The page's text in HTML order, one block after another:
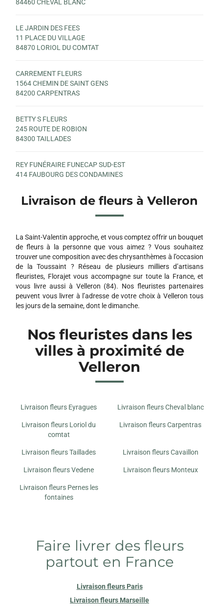
84460 CHEVAL BLANC
LE JARDIN DES FEES
11 PLACE DU VILLAGE
84870 LORIOL DU COMTAT
CARREMENT FLEURS
1564 CHEMIN DE SAINT GENS
84200 CARPENTRAS
BETTY S FLEURS
245 ROUTE DE ROBION
84300 TAILLADES
REY FUNÉRAIRE FUNECAP SUD-EST
414 FAUBOURG DES CONDAMINES
NATUR ELLE
13 RUE CAMILLE MOUILLADE
84170 MONTEUX
ECLOSION VEGETALE
1215 ROUTE DE PATRIS
Livraison de fleurs à Velleron
La Saint-Valentin approche, et vous comptez offrir un bouquet
de fleurs à la personne que vous aimez ? Vous souhaitez
trouver une composition avec des chrysanthèmes à l’occasion
de la Toussaint ? Réseau de plusieurs milliers d’artisans
fleuristes, Florajet vous accompagne sur toute la France, et
vous livre aussi à Velleron (84). Nos fleuristes partenaires
peuvent vous livrer à l’adresse de votre choix à Velleron tous
les jours de la semaine, dont le dimanche.
Nos fleuristes dans les
villes à proximité de
Velleron
Livraison fleurs Eyragues Livraison fleurs Cheval blanc
Livraison fleurs Loriol du
comtat
Livraison fleurs Carpentras
Livraison fleurs Taillades Livraison fleurs Cavaillon
Livraison fleurs Vedene Livraison fleurs Monteux
Livraison fleurs Pernes les
fontaines
Faire livrer des fleurs
partout en France
Livraison fleurs Paris
Livraison fleurs Marseille